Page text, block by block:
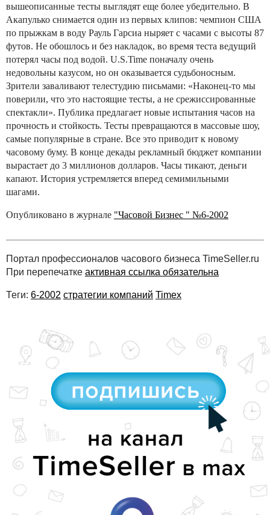
вышеописанные тесты выглядят еще более убедительно. В
Акапулько снимается один из первых клипов: чемпион США
по прыжкам в воду Рауль Гарсиа ныряет с часами с высоты 87
футов. Не обошлось и без накладок, во время теста ведущий
потерял часы под водой. U.S.Time поначалу очень
недовольны казусом, но он оказывается судьбоносным.
Зрители заваливают телестудию письмами: «Наконец-то мы
поверили, что это настоящие тесты, а не срежиссированные
спектакли». Публика предлагает новые испытания часов на
прочность и стойкость. Тесты превращаются в массовые шоу,
самые популярные в стране. Все это приводит к новому
часовому буму. В конце декады рекламный бюджет компании
вырастает до 3 миллионов долларов. Часы тикают, деньги
капают. История устремляется вперед семимильными
шагами.
Опубликовано в журнале "Часовой Бизнес " №6-2002
Портал профессионалов часового бизнеса TimeSeller.ru
При перепечатке активная ссылка обязательна
Теги: 6-2002 стратегии компаний Timex